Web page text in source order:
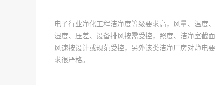
电子行业净化工程洁净度等级要求高，风量、温度、
湿度、压差、设备排风按需受控，照度、洁净室截面
风速按设计或规范受控，另外该类洁净厂房对静电要
求很严格。